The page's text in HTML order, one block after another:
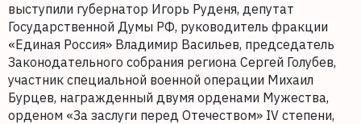
выступили губернатор Игорь Руденя, депутат
Государственной Думы РФ, руководитель фракции
«Единая Россия» Владимир Васильев, председатель
Законодательного собрания региона Сергей Голубев,
участник специальной военной операции Михаил
Бурцев, награжденный двумя орденами Мужества,
орденом «За заслуги перед Отечеством» IV степени,